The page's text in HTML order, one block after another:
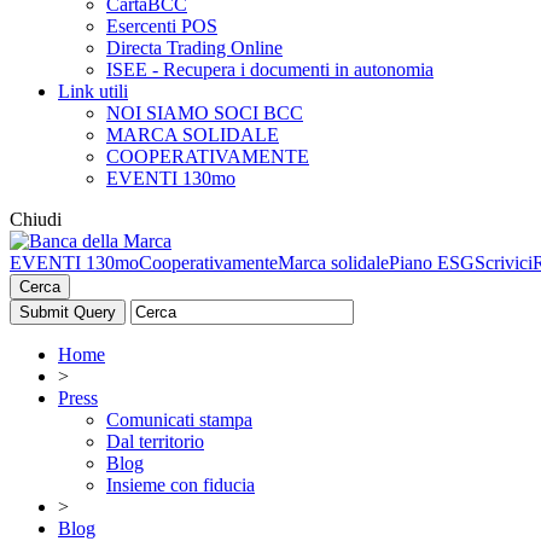
CartaBCC
Esercenti POS
Directa Trading Online
ISEE - Recupera i documenti in autonomia
Link utili
NOI SIAMO SOCI BCC
MARCA SOLIDALE
COOPERATIVAMENTE
EVENTI 130mo
Chiudi
EVENTI 130moCooperativamenteMarca solidalePiano ESGScrivici
Cerca
Home
>
Press
Comunicati stampa
Dal territorio
Blog
Insieme con fiducia
>
Blog